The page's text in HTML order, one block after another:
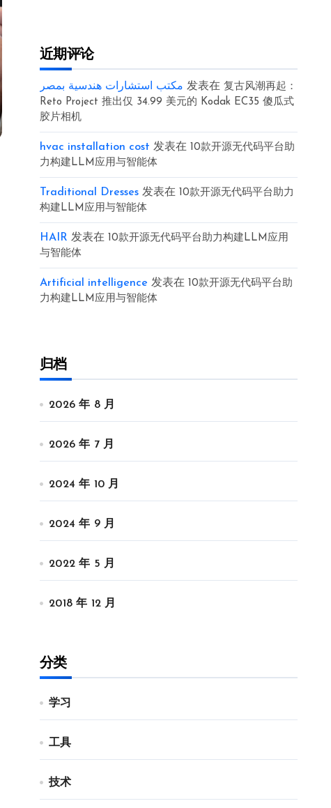
近期评论
مكتب استشارات هندسية بمصر 发表在 复古风潮再起：
Reto Project 推出仅 34.99 美元的 Kodak EC35 傻瓜式
胶片相机
hvac installation cost 发表在 10款开源无代码平台助
力构建LLM应用与智能体
Traditional Dresses 发表在 10款开源无代码平台助力
构建LLM应用与智能体
HAIR 发表在 10款开源无代码平台助力构建LLM应用
与智能体
Artificial intelligence 发表在 10款开源无代码平台助
力构建LLM应用与智能体
归档
2026 年 8 月
2026 年 7 月
2024 年 10 月
2024 年 9 月
2022 年 5 月
2018 年 12 月
分类
学习
工具
技术